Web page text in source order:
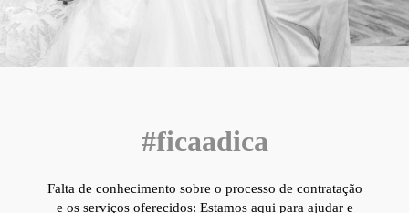
#ficaadica
Falta de conhecimento sobre o processo de contratação
e os serviços oferecidos: Estamos aqui para ajudar e